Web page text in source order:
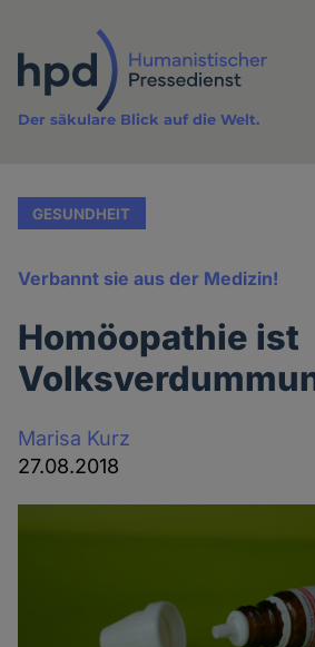
Inhalt
Der säkulare Blick auf die Welt.
GESUNDHEIT
Verbannt sie aus der Medizin!
Homöopathie ist
Marisa Kurz
27.08.2018